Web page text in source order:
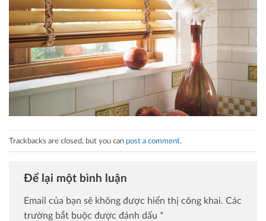
Trackbacks are closed, but you can post a comment.
Để lại một bình luận
Email của bạn sẽ không được hiển thị công khai. Các
trường bắt buộc được đánh dấu *